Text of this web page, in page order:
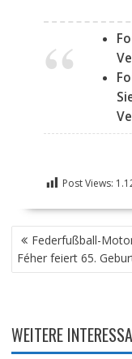
Post Views:
Federfußball-
Féher feiert 65.
WEITERE